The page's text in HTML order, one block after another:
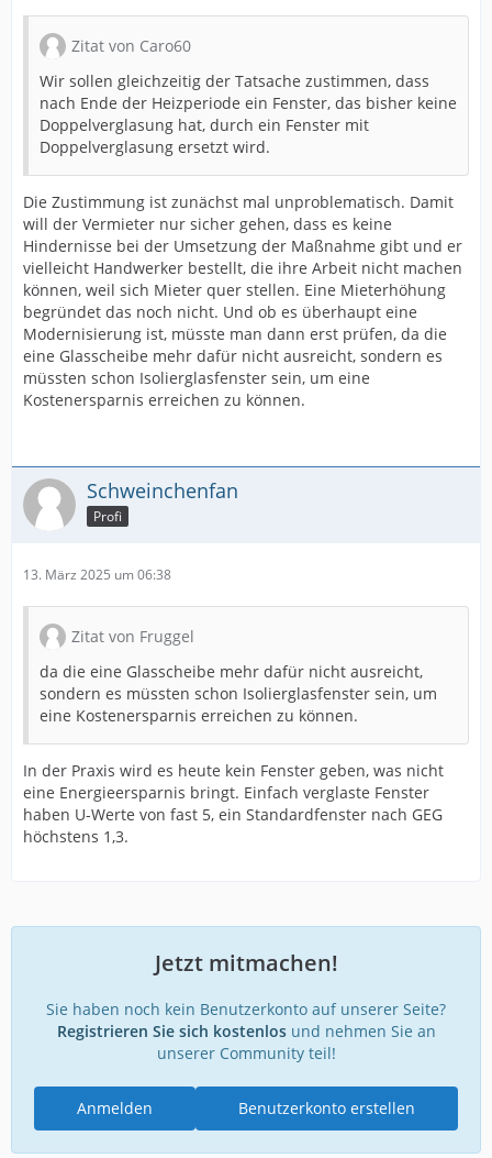
Zitat von Caro60
Wir sollen gleichzeitig der Tatsache zustimmen, dass
nach Ende der Heizperiode ein Fenster, das bisher keine
Doppelverglasung hat, durch ein Fenster mit
Doppelverglasung ersetzt wird.
Die Zustimmung ist zunächst mal unproblematisch. Damit
will der Vermieter nur sicher gehen, dass es keine
Hindernisse bei der Umsetzung der Maßnahme gibt und er
vielleicht Handwerker bestellt, die ihre Arbeit nicht machen
können, weil sich Mieter quer stellen. Eine Mieterhöhung
begründet das noch nicht. Und ob es überhaupt eine
Modernisierung ist, müsste man dann erst prüfen, da die
eine Glasscheibe mehr dafür nicht ausreicht, sondern es
müssten schon Isolierglasfenster sein, um eine
Kostenersparnis erreichen zu können.
Schweinchenfan
Profi
13. März 2025 um 06:38
Zitat von Fruggel
da die eine Glasscheibe mehr dafür nicht ausreicht,
sondern es müssten schon Isolierglasfenster sein, um
eine Kostenersparnis erreichen zu können.
In der Praxis wird es heute kein Fenster geben, was nicht
eine Energieersparnis bringt. Einfach verglaste Fenster
haben U-Werte von fast 5, ein Standardfenster nach GEG
höchstens 1,3.
Jetzt mitmachen!
Sie haben noch kein Benutzerkonto auf unserer Seite?
Registrieren Sie sich kostenlosund nehmen Sie an
unserer Community teil!
Benutzerkonto erstellen
Anmelden